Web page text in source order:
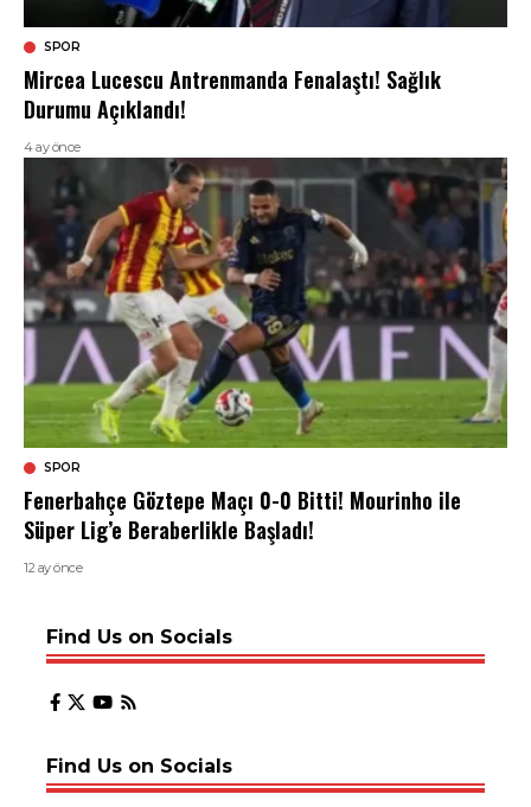
SPOR
Mircea Lucescu Antrenmanda Fenalaştı! Sağlık
Durumu Açıklandı!
4 ay önce
SPOR
Fenerbahçe Göztepe Maçı 0-0 Bitti! Mourinho ile
Süper Lig’e Beraberlikle Başladı!
12 ay önce
Find Us on Socials
Find Us on Socials